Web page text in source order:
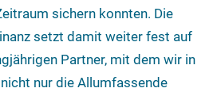
sichern konnten. Die
setzt damit weiter fest auf
Partner, mit dem wir in
nur die Allumfassende